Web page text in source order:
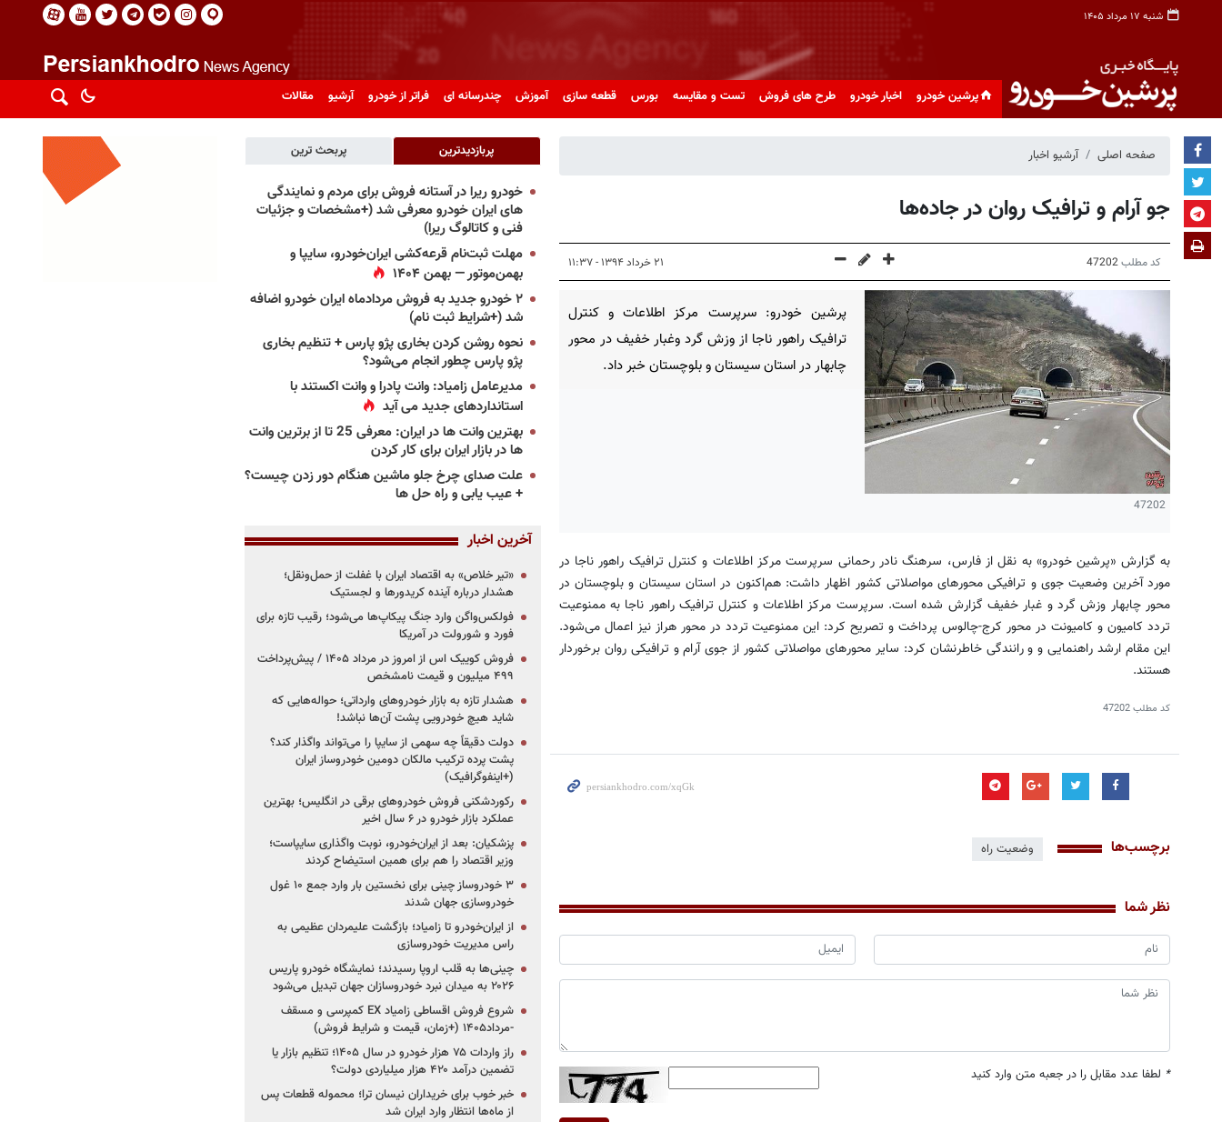
شنبه ۱۷ مرداد ۱۴۰۵
پرشین خودرو اخبار خودرو طرح های فروش تست و مقایسه بورس قطعه سازی آموزش چندرسانه ای فراتر از خودرو آرشیو مقالات
صفحه اصلی آرشیو اخبار
جو آرام و ترافیک روان در جاده‌ها
کد مطلب47202 ۲۱ خرداد ۱۳۹۴ - ۱۱:۳۷
47202
پرشین خودرو: سرپرست مرکز اطلاعات و کنترل
ترافیک راهور ناجا از وزش گرد وغبار خفیف در محور
چابهار در استان سیستان و بلوچستان خبر داد.
به گزارش «پرشین خودرو» به نقل از فارس، سرهنگ نادر رحمانی سرپرست مرکز اطلاعات و کنترل ترافیک راهور ناجا در
مورد آخرین وضعیت جوی و ترافیکی محورهای مواصلاتی کشور اظهار داشت: هم‌اکنون در استان سیستان و بلوچستان در
محور چابهار وزش گرد و غبار خفیف گزارش شده است. سرپرست مرکز اطلاعات و کنترل ترافیک راهور ناجا به ممنوعیت
تردد کامیون و کامیونت در محور کرج-چالوس پرداخت و تصریح کرد: این ممنوعیت تردد در محور هراز نیز اعمال می‌شود.
این مقام ارشد راهنمایی و و رانندگی خاطرنشان کرد:‌ سایر محورهای مواصلاتی کشور از جوی آرام و ترافیکی روان برخوردار
هستند.
کد مطلب47202
برچسب‌ها وضعیت راه
نظر شما
* لطفا عدد مقابل را در جعبه متن وارد کنید
پربازدیدترین پربحث ترین
خودرو ریرا در آستانه فروش برای مردم و نمایندگی
های ایران خودرو معرفی شد (+مشخصات و جزئیات
فنی و کاتالوگ ریرا)
مهلت ثبت‌نام قرعه‌کشی ایران‌خودرو، سایپا و
بهمن‌موتور — بهمن ۱۴۰۴
۲ خودرو جدید به فروش مردادماه ایران خودرو اضافه
شد (+شرایط ثبت نام)
نحوه روشن کردن بخاری پژو پارس + تنظیم بخاری
پژو پارس چطور انجام می‌شود؟
مدیرعامل زامیاد: وانت پادرا و وانت اکستند با
استانداردهای جدید می آید
بهترین وانت ها در ایران: معرفی 25 تا از برترین وانت
ها در بازار ایران برای کار کردن
علت صدای چرخ جلو ماشین هنگام دور زدن چیست؟
+ عیب یابی و راه حل ها
آخرین اخبار
«تیر خلاص» به اقتصاد ایران با غفلت از حمل‌ونقل؛
هشدار درباره آینده کریدورها و لجستیک
فولکس‌واگن وارد جنگ پیکاپ‌ها می‌شود؛ رقیب تازه برای
فورد و شورولت در آمریکا
فروش کوییک اس از امروز در مرداد ۱۴۰۵ / پیش‌پرداخت
۴۹۹ میلیون و قیمت نامشخص
هشدار تازه به بازار خودروهای وارداتی؛ حواله‌هایی که
شاید هیچ خودرویی پشت آن‌ها نباشد!
دولت دقیقاً چه سهمی از سایپا را می‌تواند واگذار کند؟
پشت پرده ترکیب مالکان دومین خودروساز ایران
(+اینفوگرافیک)
رکوردشکنی فروش خودروهای برقی در انگلیس؛ بهترین
عملکرد بازار خودرو در ۶ سال اخیر
پزشکیان: بعد از ایران‌خودرو، نوبت واگذاری سایپاست؛
وزیر اقتصاد را هم برای همین استیضاح کردند
۳ خودروساز چینی برای نخستین بار وارد جمع ۱۰ غول
خودروسازی جهان شدند
از ایران‌خودرو تا زامیاد؛ بازگشت علیمردان عظیمی به
راس مدیریت خودروسازی
چینی‌ها به قلب اروپا رسیدند؛ نمایشگاه خودرو پاریس
۲۰۲۶ به میدان نبرد خودروسازان جهان تبدیل می‌شود
شروع فروش اقساطی زامیاد EX کمپرسی و مسقف
-مرداد۱۴۰۵ (+زمان، قیمت و شرایط فروش)
راز واردات ۷۵ هزار خودرو در سال ۱۴۰۵؛ تنظیم بازار یا
تضمین درآمد ۴۲۰ هزار میلیاردی دولت؟
خبر خوب برای خریداران نیسان ترا؛ محموله قطعات پس
از ماه‌ها انتظار وارد ایران شد